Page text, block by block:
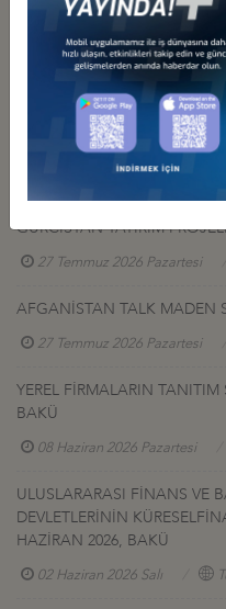
Not: DEİK üyesi şirketler için
22 Şubat 2013 tarihinden
uygulanacaktır.
Diğer Duyurular
GÜRCİSTAN YATIRIM
27 Temmuz 2026 Pazartesi
AFGANİSTAN TALK MADEN
27 Temmuz 2026 Pazartesi
YEREL FİRMALARIN
BAKÜ
08 Haziran 2026 Pazartesi
ULUSLARARASI FİNANS VE
DEVLETLERİNİN
HAZİRAN 2026, BAKÜ
02 Haziran 2026 Salı